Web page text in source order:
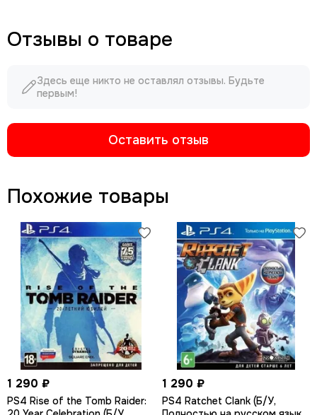
Отзывы о товаре
Здесь еще никто не оставлял отзывы. Будьте
первым!
Оставить отзыв
Похожие товары
1 290 ₽
PS4 Rise of the Tomb Raider:
1 290 ₽
PS4 Ratchet Сlank (Б/У,